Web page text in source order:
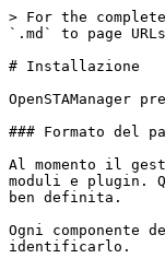
> For the
`.md` to page
# Installazione
### Formato del
Al momento il
moduli e plugin.
ben definita.
Ogni componente
identificarlo.